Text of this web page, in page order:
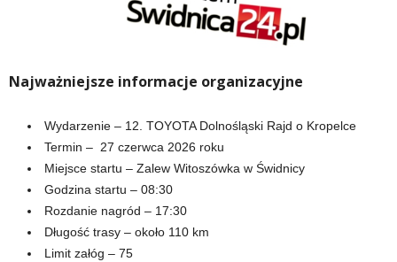
Najważniejsze informacje organizacyjne
Wydarzenie – 12. TOYOTA Dolnośląski Rajd o Kropelce
Termin – 27 czerwca 2026 roku
Miejsce startu – Zalew Witoszówka w Świdnicy
Godzina startu – 08:30
Rozdanie nagród – 17:30
Długość trasy – około 110 km
Limit załóg – 75